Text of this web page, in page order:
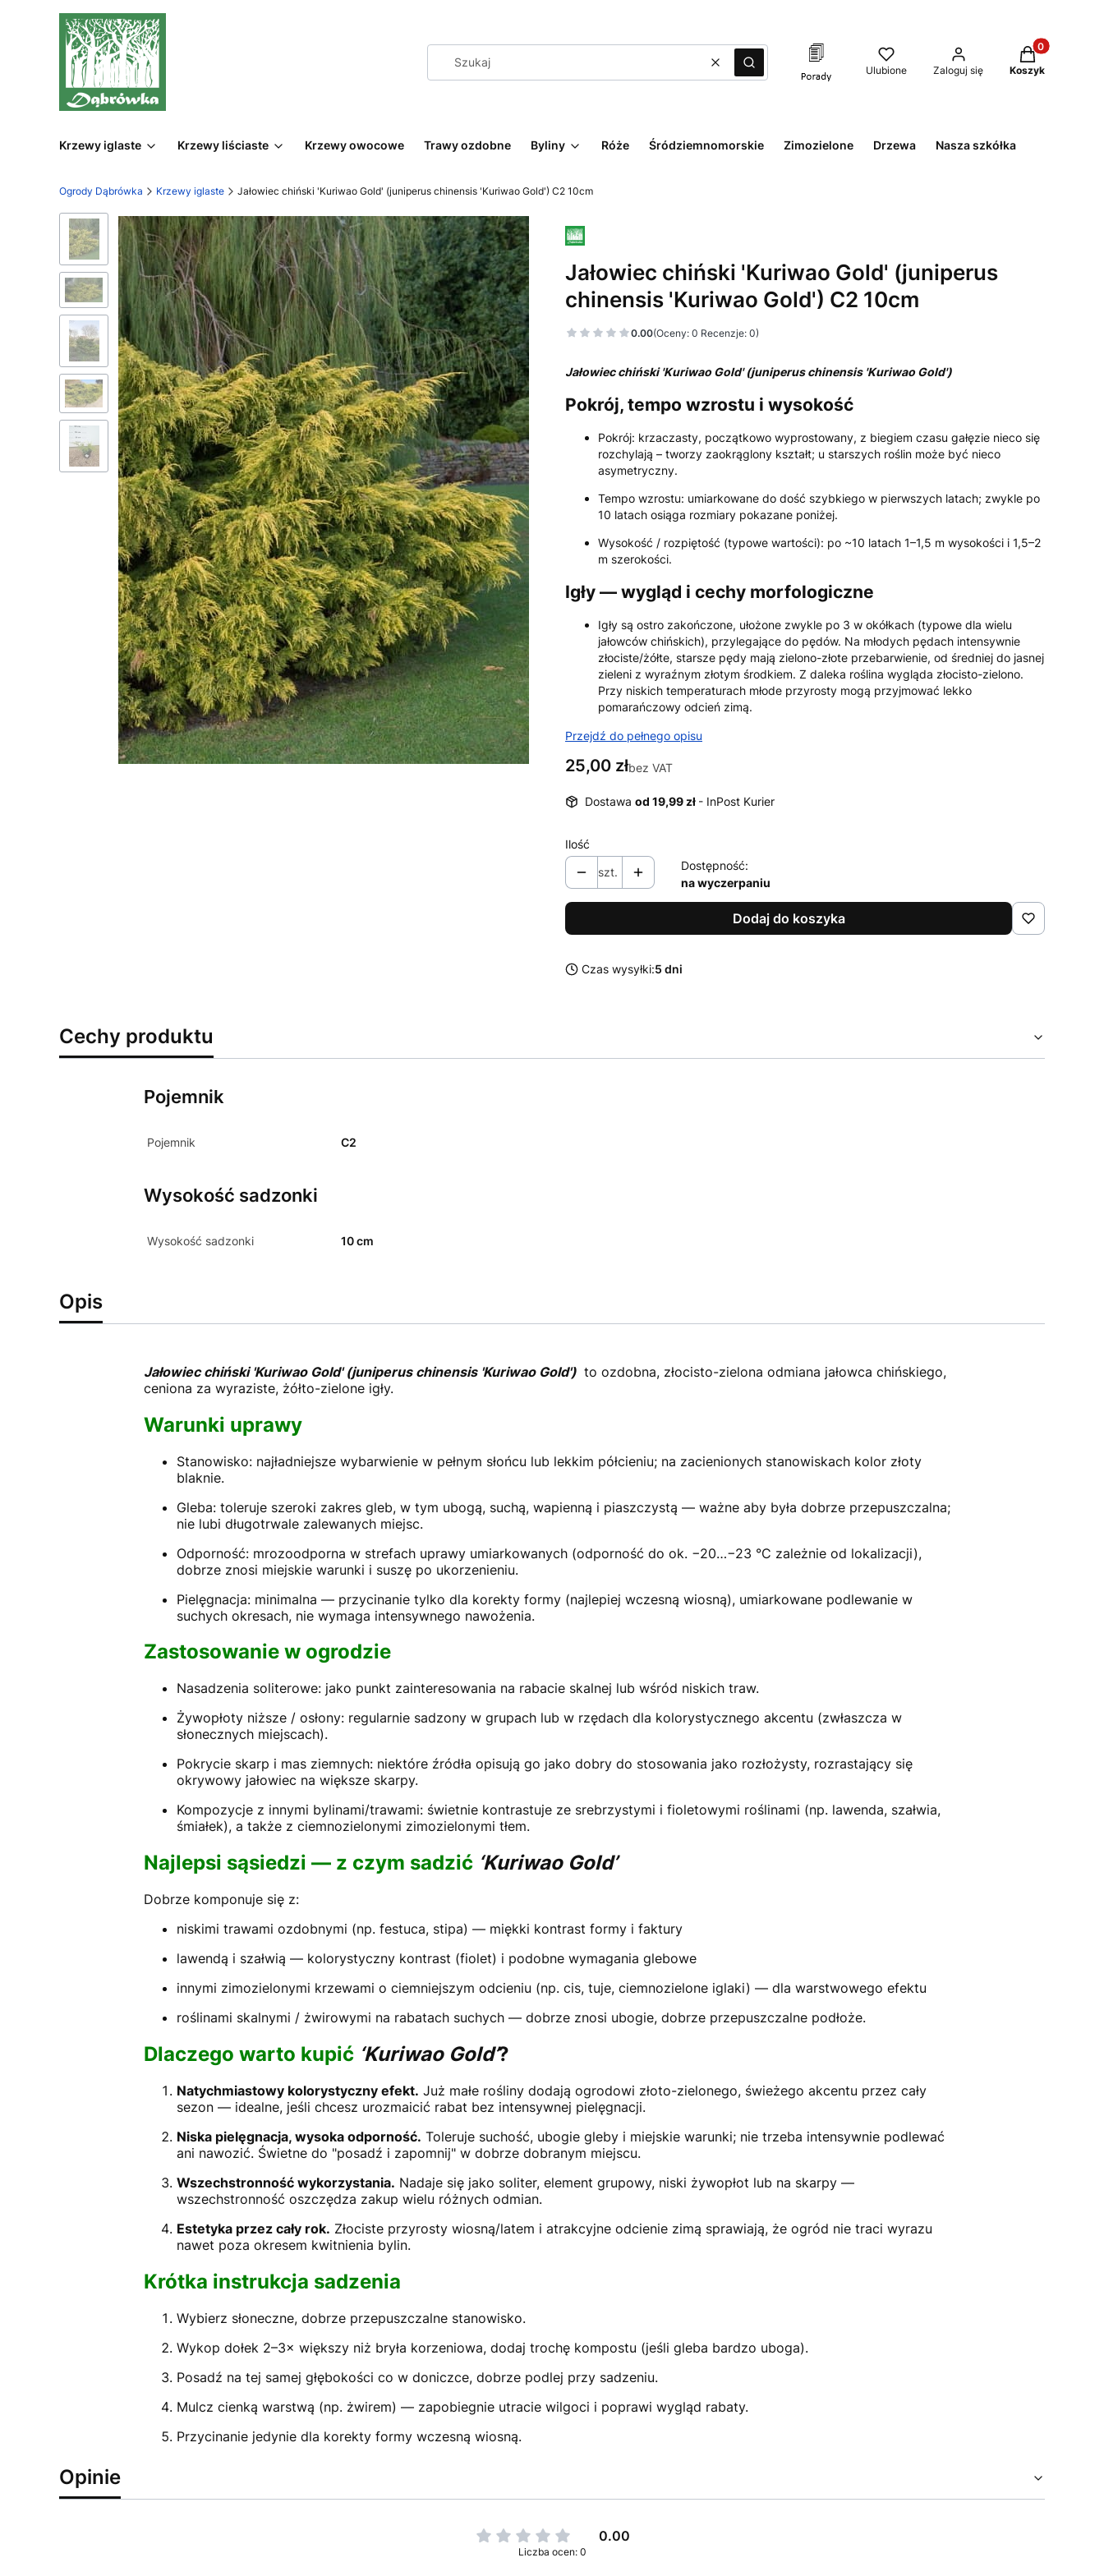
WyczyśćSzukaj Ulubione Zaloguj się
Produkty w
Koszyk
Krzewy iglaste Krzewy liściaste Krzewy owocowe Trawy ozdobne Byliny Róże Śródziemnomorskie Zimozielone Drzewa Nasza szkółka
Ogrody Dąbrówka Krzewy iglaste Jałowiec chiński 'Kuriwao Gold' (juniperus chinensis 'Kuriwao Gold') C2 10cm
Jałowiec chiński 'Kuriwao Gold' (juniperus
chinensis 'Kuriwao Gold') C2 10cm
0.00(Oceny: 0 Recenzje: 0)
Jałowiec chiński 'Kuriwao Gold' (juniperus chinensis 'Kuriwao Gold')
Pokrój, tempo wzrostu i wysokość
Pokrój: krzaczasty, początkowo wyprostowany, z biegiem czasu gałęzie nieco się
rozchylają – tworzy zaokrąglony kształt; u starszych roślin może być nieco
asymetryczny.
Tempo wzrostu: umiarkowane do dość szybkiego w pierwszych latach; zwykle po
10 latach osiąga rozmiary pokazane poniżej.
Wysokość / rozpiętość (typowe wartości): po ~10 latach 1–1,5 m wysokości i 1,5–2
m szerokości.
Igły — wygląd i cechy morfologiczne
Igły są ostro zakończone, ułożone zwykle po 3 w okółkach (typowe dla wielu
jałowców chińskich), przylegające do pędów. Na młodych pędach intensywnie
złociste/żółte, starsze pędy mają zielono-złote przebarwienie, od średniej do jasnej
zieleni z wyraźnym złotym środkiem. Z daleka roślina wygląda złocisto-zielono.
Przy niskich temperaturach młode przyrosty mogą przyjmować lekko
pomarańczowy odcień zimą.
Przejdź do pełnego opisu
Cena
25,00 złbez VAT
Dostawa od 19,99 zł - InPost Kurier
Ilość
szt.
Dostępność:
na wyczerpaniu
Dodaj do koszyka
Czas wysyłki:5 dni
Cechy produktu
Pojemnik
Pojemnik C2
Wysokość sadzonki
Wysokość sadzonki 10 cm
Opis
Jałowiec chiński 'Kuriwao Gold' (juniperus chinensis 'Kuriwao Gold') to ozdobna, złocisto-zielona odmiana jałowca chińskiego,
ceniona za wyraziste, żółto-zielone igły.
Warunki uprawy
Stanowisko: najładniejsze wybarwienie w pełnym słońcu lub lekkim półcieniu; na zacienionych stanowiskach kolor złoty
blaknie.
Gleba: toleruje szeroki zakres gleb, w tym ubogą, suchą, wapienną i piaszczystą — ważne aby była dobrze przepuszczalna;
nie lubi długotrwale zalewanych miejsc.
Odporność: mrozoodporna w strefach uprawy umiarkowanych (odporność do ok. −20…−23 °C zależnie od lokalizacji),
dobrze znosi miejskie warunki i suszę po ukorzenieniu.
Pielęgnacja: minimalna — przycinanie tylko dla korekty formy (najlepiej wczesną wiosną), umiarkowane podlewanie w
suchych okresach, nie wymaga intensywnego nawożenia.
Zastosowanie w ogrodzie
Nasadzenia soliterowe: jako punkt zainteresowania na rabacie skalnej lub wśród niskich traw.
Żywopłoty niższe / osłony: regularnie sadzony w grupach lub w rzędach dla kolorystycznego akcentu (zwłaszcza w
słonecznych miejscach).
Pokrycie skarp i mas ziemnych: niektóre źródła opisują go jako dobry do stosowania jako rozłożysty, rozrastający się
okrywowy jałowiec na większe skarpy.
Kompozycje z innymi bylinami/trawami: świetnie kontrastuje ze srebrzystymi i fioletowymi roślinami (np. lawenda, szałwia,
śmiałek), a także z ciemnozielonymi zimozielonymi tłem.
Najlepsi sąsiedzi — z czym sadzić ‘Kuriwao Gold’
Dobrze komponuje się z:
niskimi trawami ozdobnymi (np. festuca, stipa) — miękki kontrast formy i faktury
lawendą i szałwią — kolorystyczny kontrast (fiolet) i podobne wymagania glebowe
innymi zimozielonymi krzewami o ciemniejszym odcieniu (np. cis, tuje, ciemnozielone iglaki) — dla warstwowego efektu
roślinami skalnymi / żwirowymi na rabatach suchych — dobrze znosi ubogie, dobrze przepuszczalne podłoże.
Dlaczego warto kupić ‘Kuriwao Gold’?
Natychmiastowy kolorystyczny efekt. Już małe rośliny dodają ogrodowi złoto-zielonego, świeżego akcentu przez cały
sezon — idealne, jeśli chcesz urozmaicić rabat bez intensywnej pielęgnacji.
Niska pielęgnacja, wysoka odporność. Toleruje suchość, ubogie gleby i miejskie warunki; nie trzeba intensywnie podlewać
ani nawozić. Świetne do "posadź i zapomnij" w dobrze dobranym miejscu.
Wszechstronność wykorzystania. Nadaje się jako soliter, element grupowy, niski żywopłot lub na skarpy —
wszechstronność oszczędza zakup wielu różnych odmian.
Estetyka przez cały rok. Złociste przyrosty wiosną/latem i atrakcyjne odcienie zimą sprawiają, że ogród nie traci wyrazu
nawet poza okresem kwitnienia bylin.
Krótka instrukcja sadzenia
Wybierz słoneczne, dobrze przepuszczalne stanowisko.
Wykop dołek 2–3× większy niż bryła korzeniowa, dodaj trochę kompostu (jeśli gleba bardzo uboga).
Posadź na tej samej głębokości co w doniczce, dobrze podlej przy sadzeniu.
Mulcz cienką warstwą (np. żwirem) — zapobiegnie utracie wilgoci i poprawi wygląd rabaty.
Przycinanie jedynie dla korekty formy wczesną wiosną.
Opinie
0.00
Liczba ocen: 0